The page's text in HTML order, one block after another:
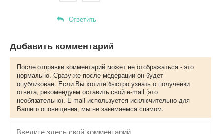
Ответить
Добавить комментарий
После отправки комментарий может не отображаться - это
нормально. Сразу же после модерации он будет
опубликован. Если Вы хотите быстро узнать о получении
ответа, рекомендуем оставить свой e-mail (это
необязательно). E-mail используется исключительно для
Вашего оповещения, мы не занимаемся спамом.